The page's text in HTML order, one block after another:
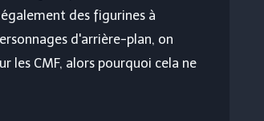
des figurines à
d'arrière-plan, on
les CMF, alors pourquoi cela ne